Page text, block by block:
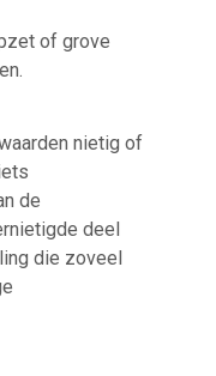
of grove
nietig of
de
deel
die zoveel